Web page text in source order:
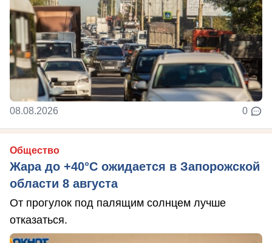
08.08.2026 0
Общество
Жара до +40°С ожидается в Запорожской
области 8 августа
От прогулок под палящим солнцем лучше
отказаться.